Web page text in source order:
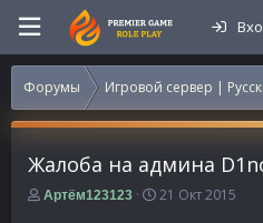
Форумы Игровой сервер |
Жалоба на админа
А
Артём123123
Д
21 Окт 2015